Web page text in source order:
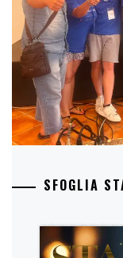
SFOGLIA